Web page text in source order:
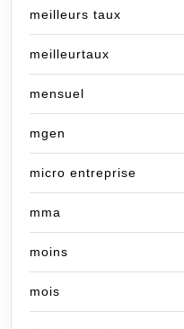
meilleurs taux
meilleurtaux
mensuel
mgen
micro entreprise
mma
moins
mois